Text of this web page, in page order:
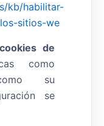
kb/habilitar-
sitios-we
cookies de
como
su
se